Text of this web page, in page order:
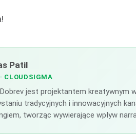
Patil
· CLOUDSIGMA
jest projektantem kreatywnym
tradycyjnych i innowacyjnych
tworząc wywierające wpływ